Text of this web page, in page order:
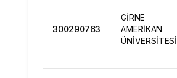
300290763
GİRNE
AMERİKAN
ÜNİVERSİTESİ